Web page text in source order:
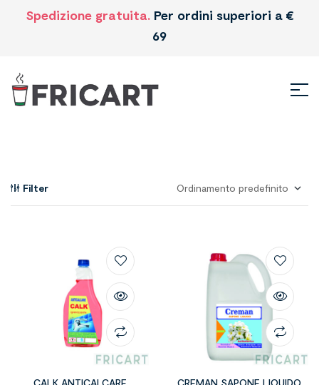
Spedizione gratuita. Per ordini superiori a €
69
Filter
CALK ANTICALCARE
CREMAN SAPONE LIQUIDO